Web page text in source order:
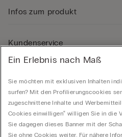
Infos zum produkt
Kundenservice
Unternehmen
Ein Erlebnis nach Maß
Sie möchten mit exklusiven Inhalten
surfen? Mit den Profilierungscookies
zugeschnittene Inhalte und
Cookies einwilligen‟ willigen Sie in die
Sie dagegen dieses Banner mit der
Sie ohne Cookies weiter. Für nähere